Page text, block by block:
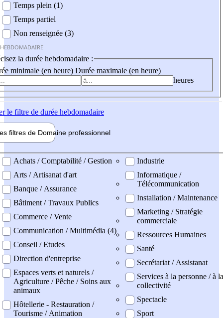
Temps plein (1)
Temps partiel
Non renseignée (3)
la durée hebdomadaire :
minimale (en heure) Durée maximale (en heure)
heures
le filtre de durée hebdomadaire
filtres de Domaine professionnel
professionel
Achats / Comptabilité / Gestion
Arts / Artisanat d'art
Banque / Assurance
Bâtiment / Travaux Publics
Commerce / Vente
Communication / Multimédia (4)
Conseil / Etudes
Direction d'entreprise
Espaces verts et naturels /
Agriculture / Pêche / Soins aux
animaux
Hôtellerie - Restauration /
Tourisme / Animation
Industrie
Informatique /
Télécommunication
Installation / Maintenance
Marketing / Stratégie
commerciale
Ressources Humaines
Santé
Secrétariat / Assistanat
Services à la personne / à la
collectivité
Spectacle
Sport